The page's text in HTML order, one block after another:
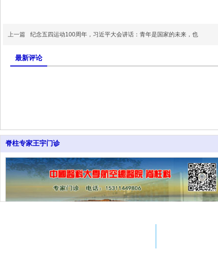
上一篇 纪念五四运动100周年，习近平大会讲话：青年是国家的未来，也
最新评论
脊柱专家王宇门诊